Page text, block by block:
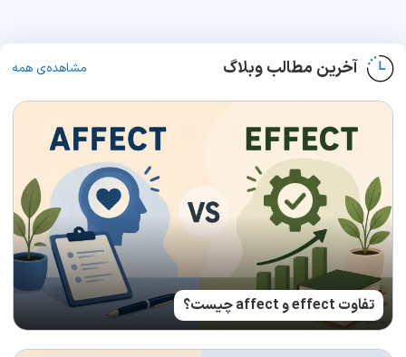
آخرین مطالب وبلاگ مشاهده‌ی همه
تفاوت effect و affect چیست؟